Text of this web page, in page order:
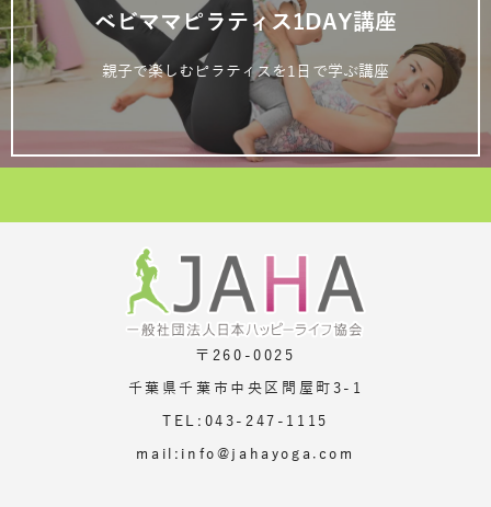
ベビママピラティス1DAY講座
親子で楽しむピラティスを1日で学ぶ講座
〒260-0025
千葉県千葉市中央区問屋町3-1
TEL:043-247-1115
mail:info@jahayoga.com